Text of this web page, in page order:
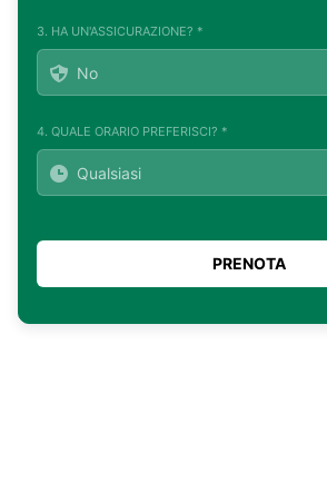
3. HA UN'ASSICURAZIONE? *
4. QUALE ORARIO PREFERISCI? *